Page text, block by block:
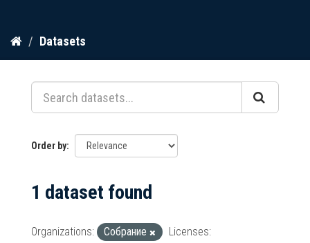
Skip
content
Datasets
Order by
1 dataset found
Organizations: Собрание
Licenses: